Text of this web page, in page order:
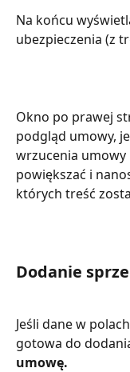
Na końcu
ubezpieczenia (z
Okno po prawej
podgląd umowy,
wrzucenia umowy
powiększać i
których treść
Dodanie
Jeśli dane w
gotowa do
umowę.